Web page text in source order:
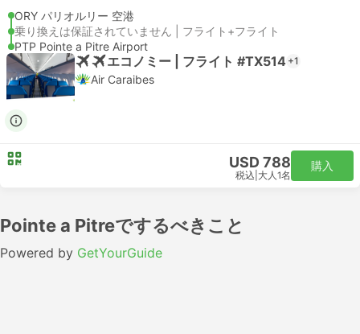
ORY パリオルリー 空港
乗り換えは保証されていません | フライト+フライト
PTP Pointe a Pitre Airport
エコノミー | フライト #TX514 +1
Air Caraibes
USD 788
税込 大人1名
購入
Pointe a Pitreでするべきこと
Powered by GetYourGuide